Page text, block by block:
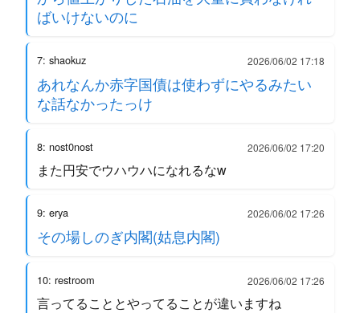
ばいけないのに
7: shaokuz 2026/06/02 17:18
あれなんか赤字国債は使わずにやるみたい
な話なかったっけ
8: nost0nost 2026/06/02 17:20
また円安でウハウハになれるなw
9: erya 2026/06/02 17:26
その場しのぎ内閣(姑息内閣)
10: restroom 2026/06/02 17:26
言ってることとやってることが違いますね